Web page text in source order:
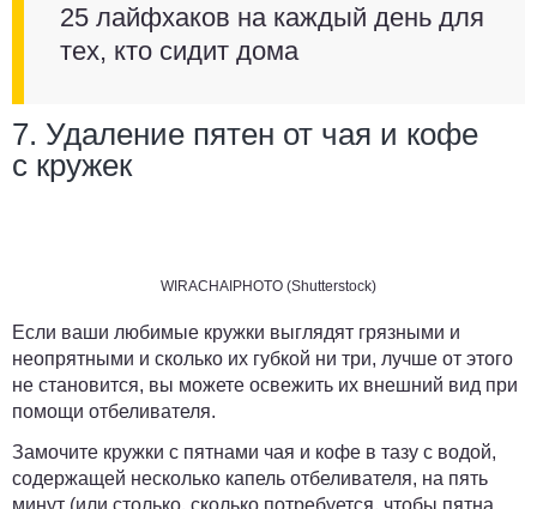
25 лайфхаков на каждый день для
тех, кто сидит дома
7. Удаление пятен от чая и кофе
с кружек
WIRACHAIPHOTO (Shutterstock)
Если ваши любимые кружки выглядят грязными и
неопрятными и сколько их губкой ни три, лучше от этого
не становится, вы можете освежить их внешний вид при
помощи отбеливателя.
Замочите кружки с пятнами чая и кофе в тазу с водой,
содержащей несколько капель отбеливателя, на пять
минут (или столько, сколько потребуется, чтобы пятна